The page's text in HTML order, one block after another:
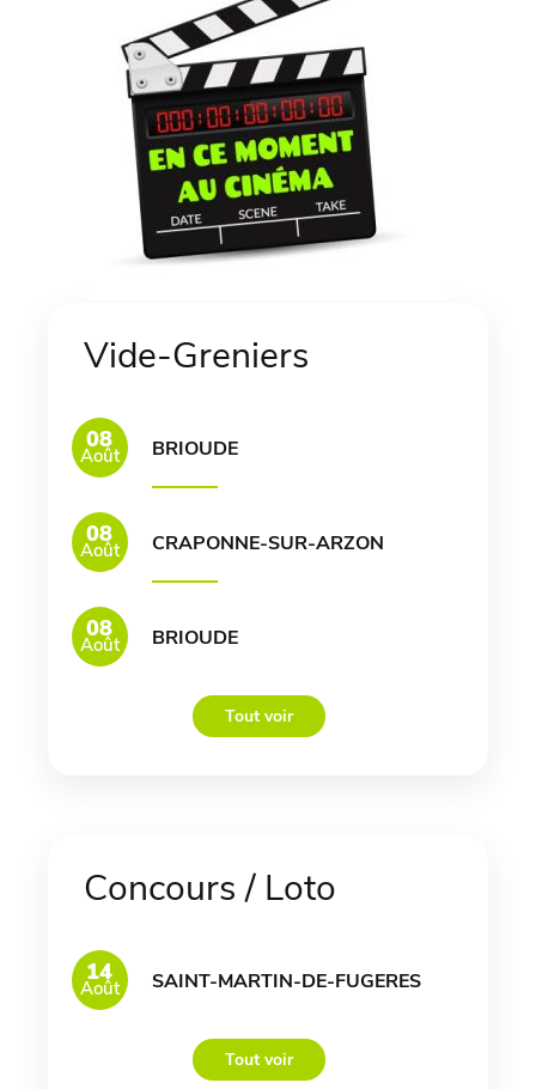
Vide-Greniers
08
Août BRIOUDE
08
Août CRAPONNE-SUR-ARZON
08
Août BRIOUDE
Tout voir
Concours / Loto
14
Août SAINT-MARTIN-DE-FUGERES
Tout voir